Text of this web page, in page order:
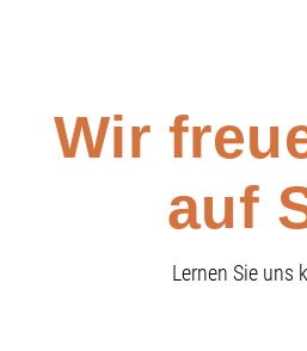
Wir
auf
Lernen Sie uns